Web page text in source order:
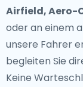
Airfield, Aero-
oder an einem
unsere Fahrer
begleiten Sie
Keine